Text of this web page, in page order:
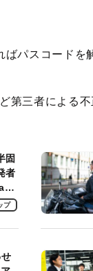
パスコードを
第三者による
固
者
プ